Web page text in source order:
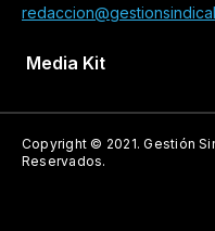
Media Kit
Copyright © 2021.Gestión
Reservados.